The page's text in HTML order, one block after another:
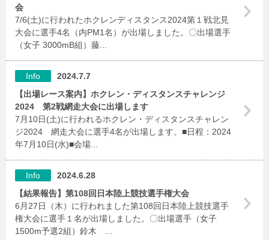
会
7/6(土)に行われたホクレンディスタンス2024第１戦北見
大会に選手4名（内PM1名）が出場しました。〇出場選手
（女子 3000mB組）藤...
Info
2024.7.7
【出場レース案内】ホクレン・ディスタンスチャレンジ
2024 第2戦網走大会に出場します
7月10日(土)に行われるホクレン・ディスタンスチャレン
ジ2024 網走大会に選手4名が出場します。■日程：2024
年7月10日(水)■会場...
Info
2024.6.28
【結果報告】第108回日本陸上競技選手権大会
6月27日（木）に行われました第108回日本陸上競技選手
権大会に選手１名が出場しました。〇出場選手（女子
1500m予選2組）鈴木 ...